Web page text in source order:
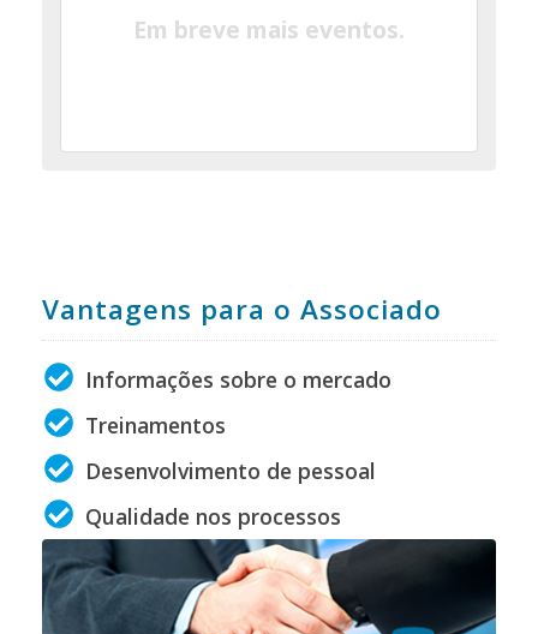
Em breve mais eventos.
Vantagens para o Associado
Informações sobre o mercado
Treinamentos
Desenvolvimento de pessoal
Qualidade nos processos